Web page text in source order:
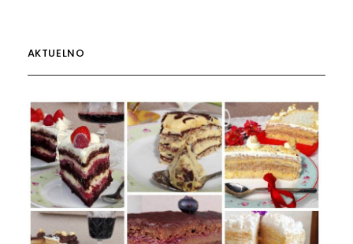
AKTUELNO